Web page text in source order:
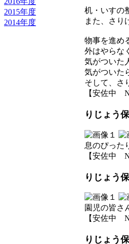
2015年度
2014年度
机・いすの
また、さり
物事を進め
外はやらな
気がついた
気がついた
そして、さ
【安佐中
りじょう
息のぴった
【安佐中
りじょう
園児の皆さ
【安佐中
りじょう